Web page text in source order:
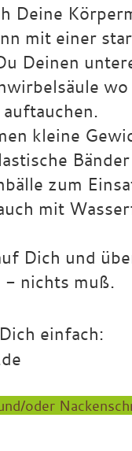
Deine
mit einer
Deinen
kleine
zum
mit
Dich und
- nichts muß.
einfach:
oder